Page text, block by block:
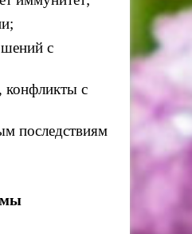
с
конфликты с
последствиям